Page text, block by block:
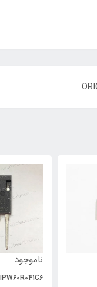
ناموجود
IPW60R041C6